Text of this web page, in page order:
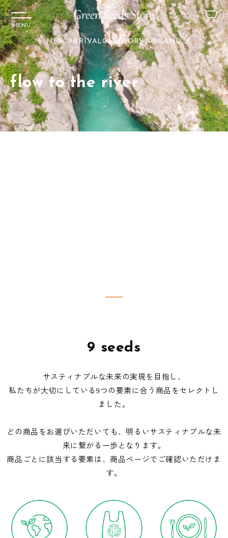
ンツに
進む
MENU
NEW ARRIVALCATEGORY BRAND
flow to the river
9 seeds
サスティナブルな未来の実現を目指し、
私たちが大切にしている9つの要素に合う商品をセレクトし
ました。
どの商品をお選びいただいても、明るいサスティナブルな未
来に繋がる一歩となります。
商品ごとに該当する要素は、商品ページでご確認いただけま
す。